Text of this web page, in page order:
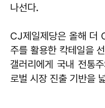
나선다.
CJ제일제당은 올해 더
주를 활용한 칵테일을
갤러리에게 국내 전통
로벌 시장 진출 기반을